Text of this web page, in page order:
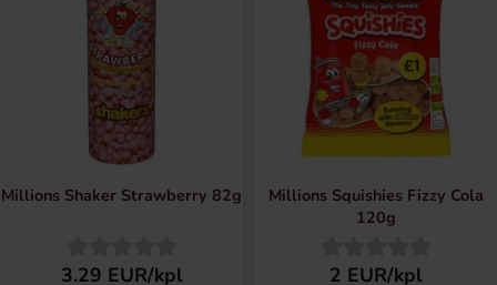
Millions Shaker Strawberry 82g
3.29 EUR/kpl
Millions Squishies Fizzy Cola
120g
2 EUR/kpl